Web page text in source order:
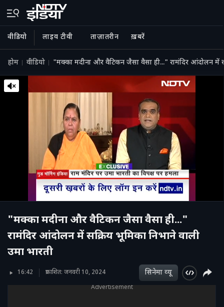
वीडियो लाइव टीवी ताज़ातरीन ख़बरें
होम वीडियो "मक्का मदीना और वैटिकन जैसा वैसा ही..." रामंदिर आंदोलन में
"मक्का मदीना और वैटिकन जैसा वैसा ही..."
रामंदिर आंदोलन में सक्रिय भूमिका निभाने वाली
उमा भारती
16:42 प्रकाशित: जनवरी 10, 2024 सिनेमा व्‍यू
Advertisement